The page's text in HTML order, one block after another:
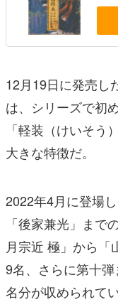
12月19日に発売し
は、シリーズで初
「軽装（けいそう
大きな特徴だ。
2022年4月に登場
「後家兼光」まで
月宗近 極」から
9名、さらに第十
名分が収められて